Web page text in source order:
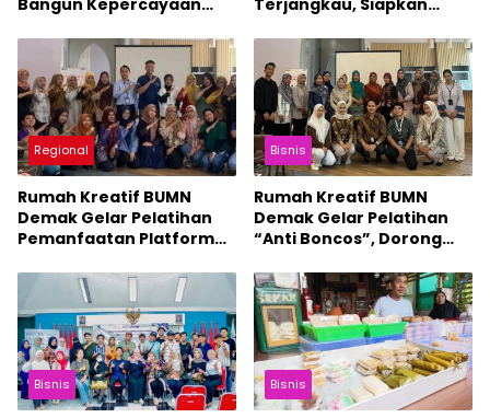
Bangun Kepercayaan
Terjangkau, Siapkan
Regional
Rumah Kreatif BUMN
Demak Gelar Pelatihan
Pemanfaatan Platform
Pemasaran Produk
Bisnis
Rumah Kreatif BUMN
Demak Gelar Pelatihan
“Anti Boncos”, Dorong
Mengatur Keuangan
Usaha
Bisnis Bisnis